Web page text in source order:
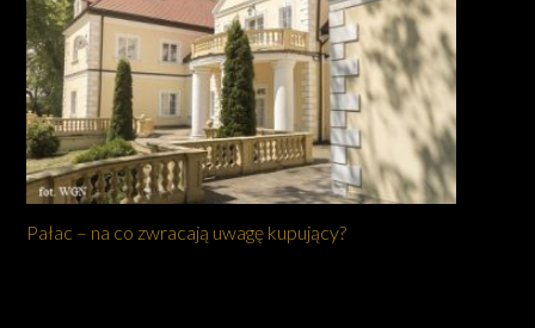
Pałac – na co zwracają uwagę kupujący?